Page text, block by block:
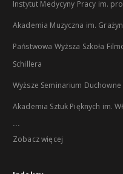
Instytut Medycyny Pracy im.
Akademia Muzyczna im.
Państwowa Wyższa Szkoła
Schillera
Wyższe Seminarium
Akademia Sztuk Pięknych im.
...
Zobacz więcej